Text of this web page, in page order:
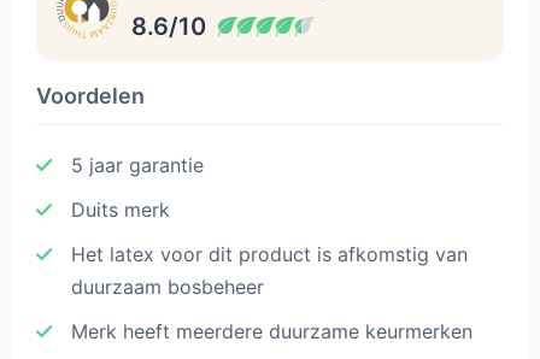
8.6/10
Voordelen
5 jaar garantie
Duits merk
Het latex voor dit product is afkomstig van
duurzaam bosbeheer
Merk heeft meerdere duurzame keurmerken